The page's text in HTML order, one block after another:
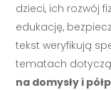
dzieci, ich rozwój
edukację,
tekst weryfikują
tematach
na domysły i